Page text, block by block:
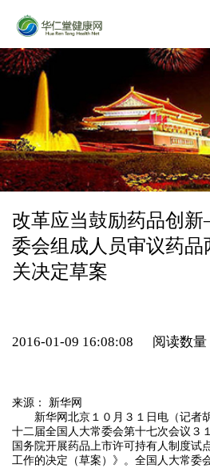
首 页
走进华仁堂
连锁加盟
案例分享
产品中心
改革应当鼓励药品创
委会组成人员审议药品
关决定草案
2016-01-09 16:08:08 阅读数量
来源： 新华网
新华网北京１０月３１日电（记者
十二届全国人大常委会第十七次会议３
国务院开展药品上市许可持有人制度试
工作的决定（草案）》。全国人大常委